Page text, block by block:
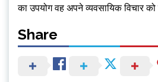
का उपयोग वह अपने व्यवसायिक विचार
Share